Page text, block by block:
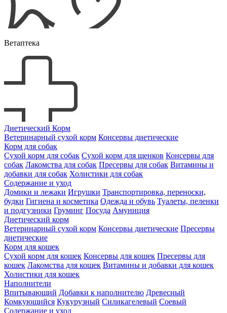
Ветаптека
Диетический Корм
Ветеринарный сухой корм Консервы диетические
Корм для собак
Сухой корм для собак Сухой корм для щенков Консервы для
собак Лакомства для собак Пресервы для собак Витамины и
добавки для собак Холистики для собак
Содержание и уход
Домики и лежаки Игрушки Транспортировка, переноски,
будки Гигиена и косметика Одежда и обувь Туалеты, пеленки
и подгузники Груминг Посуда Амуниция
Диетический корм
Ветеринарный сухой корм Консервы диетические Пресервы
диетические
Корм для кошек
Сухой корм для кошек Консервы для кошек Пресервы для
кошек Лакомства для кошек Витамины и добавки для кошек
Холистики для кошек
Наполнители
Впитывающий Добавки к наполнителю Древесный
Комкующийся Кукурузный Силикагелевый Соевый
Содержание и уход